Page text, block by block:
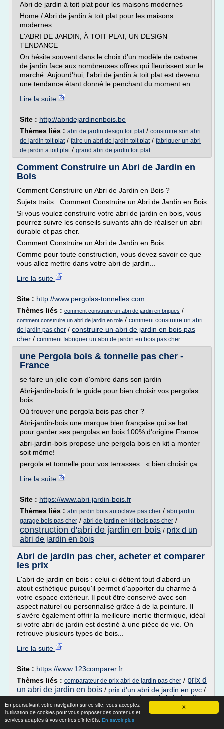
X
En poursuivant votre navigation sur ce site, vous acceptez
l'utilisation de cookies pour vous proposer des contenus et
services adaptés à vos centres d'intérêts. En savoir plus
Abri de jardin à toit plat pour les maisons modernes
Home / Abri de jardin à toit plat pour les maisons
modernes
L'ABRI DE JARDIN, À TOIT PLAT, UN DESIGN
TENDANCE
On hésite souvent dans le choix d'un modèle de cabane
de jardin face aux nombreuses offres qui fleurissent sur le
marché. Aujourd'hui, l'abri de jardin à toit plat est devenu
une tendance étant donné le penchant du moment en...
Lire la suite
Site : http://abridejardinenbois.be
Thèmes liés : abri de jardin design toit plat/ construire son abri
de jardin toit plat/ faire un abri de jardin toit plat/ fabriquer un abri
de jardin a toit plat/ grand abri de jardin toit plat
Comment Construire un Abri de Jardin en
Bois
Comment Construire un Abri de Jardin en Bois ?
Sujets traits : Comment Construire un Abri de Jardin en Bois
Si vous voulez construire votre abri de jardin en bois, vous
pourrez suivre les conseils suivants afin de réaliser un abri
durable et pas cher.
Comment Construire un Abri de Jardin en Bois
Comme pour toute construction, vous devez savoir ce que
vous allez mettre dans votre abri de jardin...
Lire la suite
Site : http://www.pergolas-tonnelles.com
Thèmes liés : comment construire un abri de jardin en briques /
comment construire un abri de jardin en tole / comment construire un abri
de jardin pas cher / construire un abri de jardin en bois pas
cher / comment fabriquer un abri de jardin en bois pas cher
une Pergola bois & tonnelle pas cher -
France
se faire un jolie coin d'ombre dans son jardin
Abri-jardin-bois.fr le guide pour bien choisir vos pergolas
bois
Où trouver une pergola bois pas cher ?
Abri-jardin-bois une marque bien française qui se bat
pour garder ses pergolas en bois 100% d'origine France
abri-jardin-bois propose une pergola bois en kit a monter
soit même!
pergola et tonnelle pour vos terrasses « bien choisir ça...
Lire la suite
Site : https://www.abri-jardin-bois.fr
Thèmes liés : abri jardin bois autoclave pas cher / abri jardin
garage bois pas cher / abri de jardin en kit bois pas cher /
construction d'abri de jardin en bois / prix d un
abri de jardin en bois
Abri de jardin pas cher, acheter et comparer
les prix
L'abri de jardin en bois : celui-ci détient tout d'abord un
atout esthétique puisqu'il permet d'apporter du charme à
votre espace extérieur. Il peut être conservé avec son
aspect naturel ou personnalisé grâce à de la peinture. Il
s'avère également offrir la meilleure inertie thermique, idéal
si votre abri de jardin est destiné à une pièce de vie. On
retrouve plusieurs types de bois...
Lire la suite
Site : https://www.123comparer.fr
Thèmes liés : comparateur de prix abri de jardin pas cher / prix d
un abri de jardin en bois / prix d'un abri de jardin en pvc /
prix d un abri de jardin
ABRIS DE JARDIN EN PALETTE, Galerie-
Creation